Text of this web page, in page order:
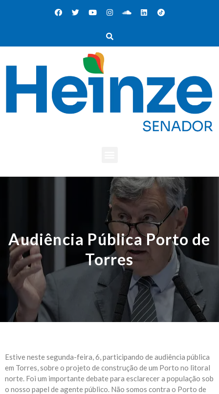
Audiência Pública Porto de
Torres
Estive neste segunda-feira, 6, participando de audiência pública
em Torres, sobre o projeto de construção de um Porto no litoral
norte. Foi um importante debate para esclarecer a população sob
o nosso papel de agente público. Não somos contra o Porto de